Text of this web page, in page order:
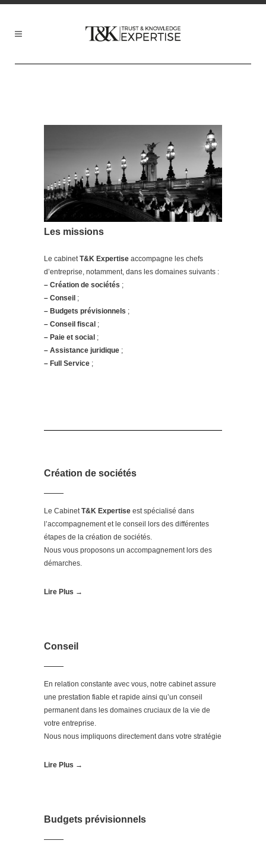
Les missions
Le cabinetT&K Expertise accompagne les chefs
d’entreprise, notamment, dans les domaines suivants :
– Création de sociétés ;
– Conseil ;
– Budgets prévisionnels ;
– Conseil fiscal ;
– Paie et social ;
– Assistance juridique ;
– Full Service ;
Création de sociétés
Le CabinetT&K Expertise est spécialisé dans
l’accompagnement et le conseil lors des différentes
étapes de la création de sociétés.
Nous vous proposons un accompagnement lors des
démarches.
Lire Plus →
Conseil
En relation constante avec vous, notre cabinet assure
une prestation fiable et rapide ainsi qu’un conseil
permanent dans les domaines cruciaux de la vie de
votre entreprise.
Nous nous impliquons directement dans votre stratégie
Lire Plus →
Budgets prévisionnels